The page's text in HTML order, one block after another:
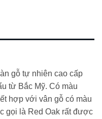
gỗ tự nhiên cao cấp
từ Bắc Mỹ. Có màu
hợp với vân gỗ có màu
gọi là Red Oak rất được